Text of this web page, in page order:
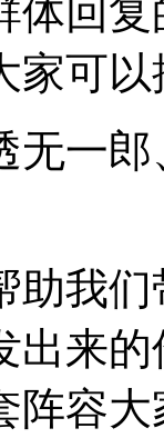
体回
家可
无一
助我
出来
阵容